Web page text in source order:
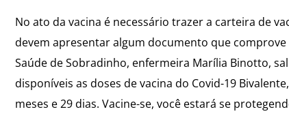
No ato da vacina é necessário trazer a carteira de
devem apresentar algum documento que
Saúde de Sobradinho, enfermeira Marília Binotto,
disponíveis as doses de vacina do Covid-19
meses e 29 dias. Vacine-se, você estará se